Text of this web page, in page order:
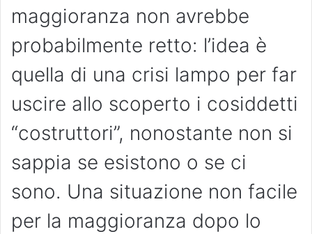
maggioranza non avrebbe
probabilmente retto: l’idea è
quella di una crisi lampo per far
uscire allo scoperto i cosiddetti
“costruttori”, nonostante non si
sappia se esistono o se ci
sono. Una situazione non facile
per la maggioranza dopo lo